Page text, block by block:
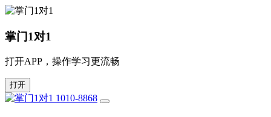
掌门1对1
打开APP，操作学习更流畅
打开
1010-8868